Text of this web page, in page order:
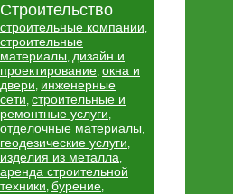
Строительство
строительные компании,
строительные
материалы, дизайн и
проектирование, окна и
двери, инженерные
сети, строительные и
ремонтные услуги,
отделочные материалы,
геодезические услуги,
изделия из металла,
аренда строительной
техники, бурение,